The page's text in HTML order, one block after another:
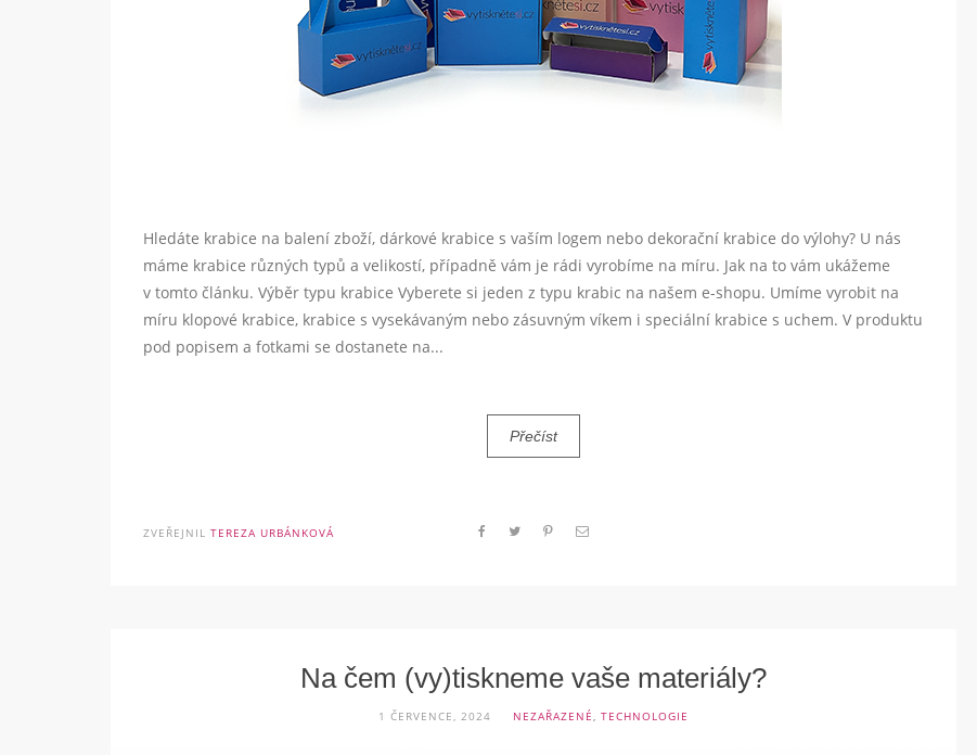
Hledáte krabice na balení zboží, dárkové krabice s vaším logem nebo dekorační krabice do výlohy? U nás
máme krabice různých typů a velikostí, případně vám je rádi vyrobíme na míru. Jak na to vám ukážeme
v tomto článku. Výběr typu krabice Vyberete si jeden z typu krabic na našem e-shopu. Umíme vyrobit na
míru klopové krabice, krabice s vysekávaným nebo zásuvným víkem i speciální krabice s uchem. V produktu
pod popisem a fotkami se dostanete na...
Přečíst
ZVEŘEJNIL TEREZA URBÁNKOVÁ
Na čem (vy)tiskneme vaše materiály?
1 ČERVENCE, 2024 NEZAŘAZENÉ TECHNOLOGIE